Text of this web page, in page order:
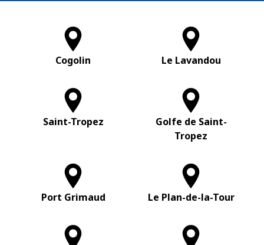
Cogolin Le Lavandou
Saint-Tropez
Golfe de Saint-
Tropez
Port Grimaud Le Plan-de-la-Tour